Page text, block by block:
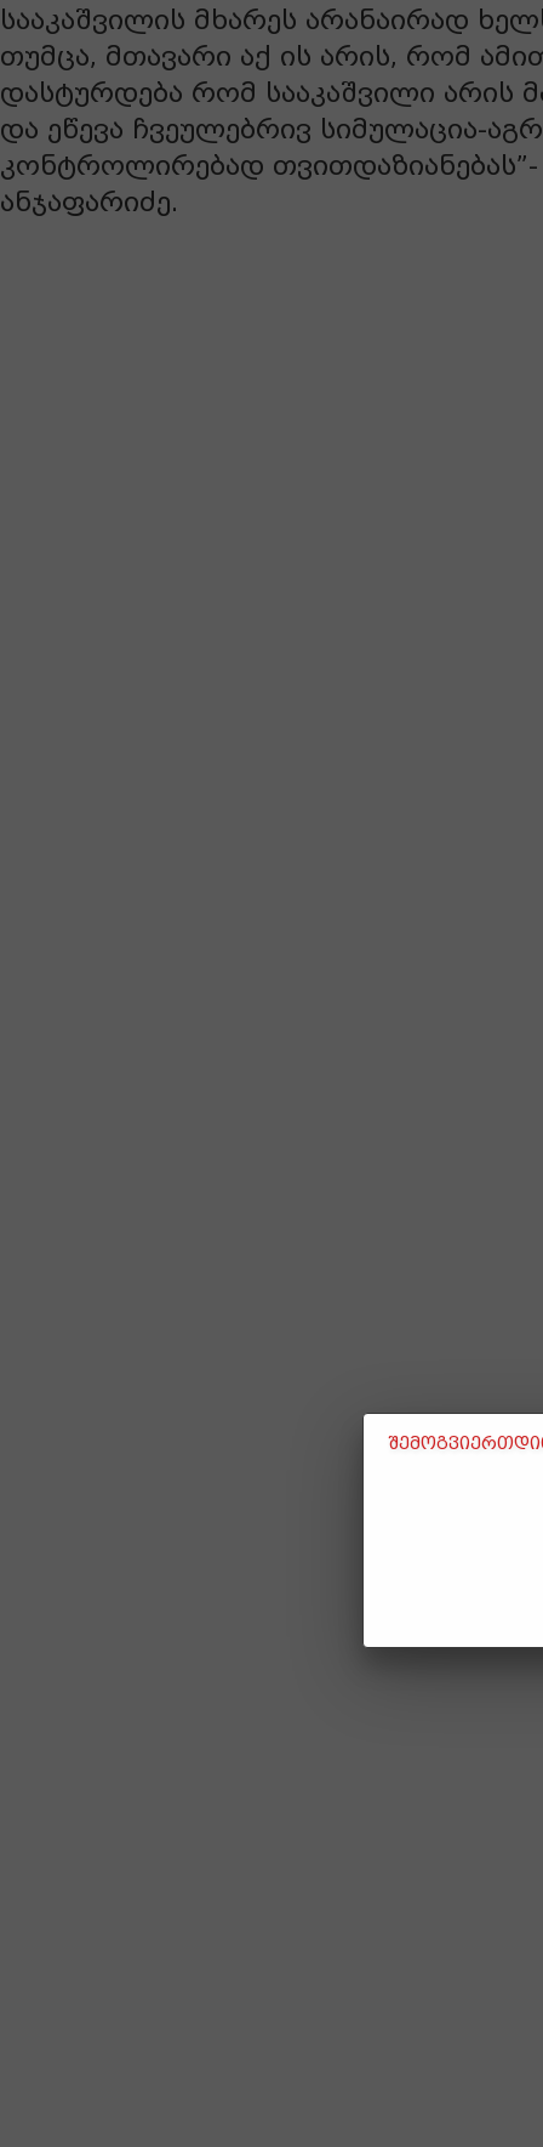
სააკაშვილის მხარეს არანაირად
თუმცა, მთავარი აქ ის არის, რომ
დასტურდება რომ სააკაშვილი არის
და ეწევა ჩვეულებრივ სიმულაცია-
კონტროლირებად
ანჯაფარიძე.